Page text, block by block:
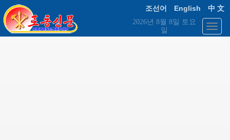
조선어 English
中 文
2026년 8월 8일 토요
일